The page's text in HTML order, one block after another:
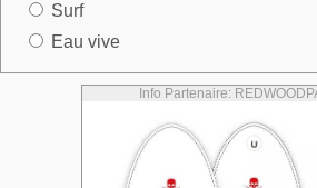
Surf
Eau vive
Info Partenaire: